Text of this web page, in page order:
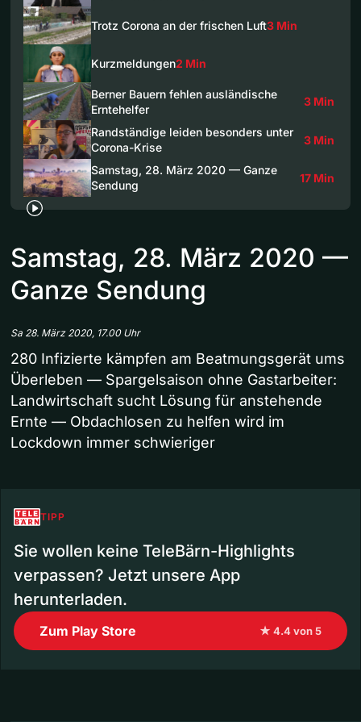
Trotz Corona an der frischen Luft3 Min
Kurzmeldungen2 Min
Berner Bauern fehlen ausländische
Erntehelfer
3 Min
Randständige leiden besonders unter
Corona-Krise
3 Min
Samstag, 28. März 2020 — Ganze
Sendung
17 Min
Samstag, 28. März 2020 —
Ganze Sendung
Sa 28. März 2020, 17.00 Uhr
280 Infizierte kämpfen am Beatmungsgerät ums
Überleben — Spargelsaison ohne Gastarbeiter:
Landwirtschaft sucht Lösung für anstehende
Ernte — Obdachlosen zu helfen wird im
Lockdown immer schwieriger
TIPP
Sie wollen keine TeleBärn-Highlights
verpassen? Jetzt unsere App
herunterladen.
Zum Play Store ★ 4.4 von 5